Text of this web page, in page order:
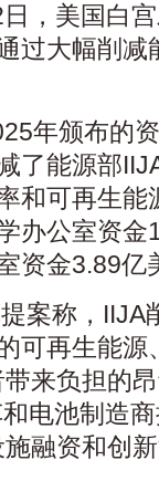
，美国白
过大幅削
年颁布的
了能源部
和可再生能
办公室资
资金3.89亿
案称，IIJA
可再生能源
来负担的
电池制造
融资和创